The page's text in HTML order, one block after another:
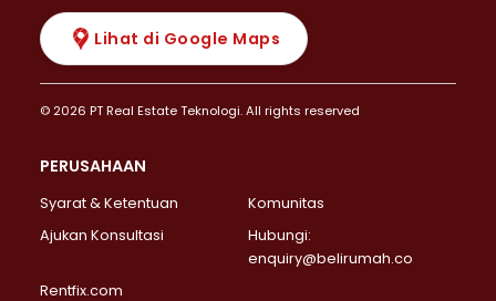
Lihat di Google Maps
© 2026 PT Real Estate Teknologi. All rights reserved
PERUSAHAAN
Syarat & Ketentuan
Komunitas
Ajukan Konsultasi
Hubungi:
enquiry@belirumah.co
Rentfix.com